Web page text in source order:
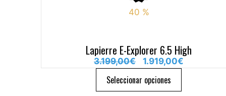
40 %
Lapierre E-Explorer 6.5 High
3.199,00€ 1.919,00€
Seleccionar opciones